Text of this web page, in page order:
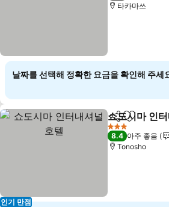
타카마쓰
날짜를 선택해 정확한 요금을 확인해 주세
인기 만점
공유 즐겨찾기
쇼도시마 인
3 성급
8.4 아주 좋음
Tonosho